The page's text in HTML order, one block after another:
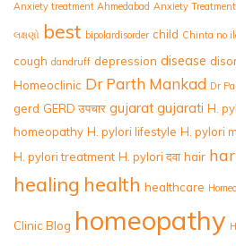
Anxiety treatment Ahmedabad Anxiety
લક્ષણો best bipolardisorder child Chinta no
cough dandruff depression disease
Homeoclinic Dr Parth Mankad Dr
gerd GERD उपचार gujarat gujarati H.
homeopathy H. pylori lifestyle H. pylori
H. pylori treatment H. pylori दवा hair
healing health healthcare
Clinic Blog homeopathy